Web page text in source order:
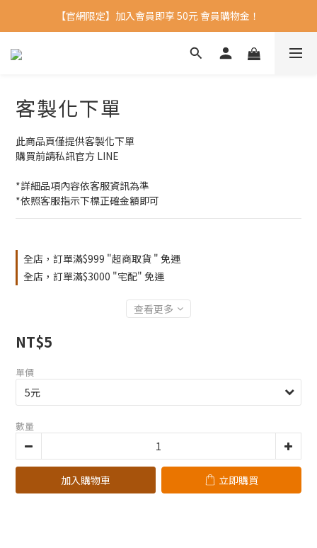
【官網限定】加入會員即享 50元 會員購物金！
客製化下單
此商品頁僅提供客製化下單
購買前請私訊官方 LINE
*詳細品項內容依客服資訊為準
*依照客服指示下標正確金額即可
全店，訂單滿$999 "超商取貨 " 免運
全店，訂單滿$3000 "宅配" 免運
查看更多
NT$5
單價
數量
加入購物車 立即購買